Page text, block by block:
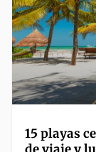
15 playas